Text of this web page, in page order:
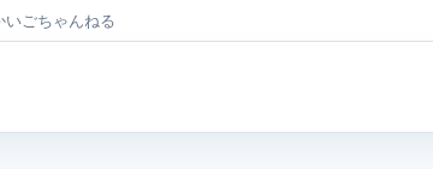
ごちゃんねる